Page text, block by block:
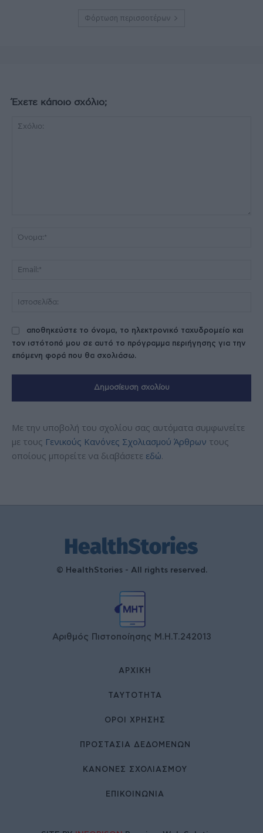
Φόρτωση περισσοτέρων
Έχετε κάποιο σχόλιο;
αποθηκεύστε το όνομα, το ηλεκτρονικό ταχυδρομείο και
τον ιστότοπό μου σε αυτό το πρόγραμμα περιήγησης για την
επόμενη φορά που θα σχολιάσω.
Με την υποβολή του σχολίου σας αυτόματα συμφωνείτε
με τους Γενικούς Κανόνες Σχολιασμού Άρθρων τους
οποίους μπορείτε να διαβάσετε εδώ.
© HealthStories - All rights reserved.
Αριθμός Πιστοποίησης Μ.Η.Τ.242013
ΑΡΧΙΚΉ
ΤΑΥΤΌΤΗΤΑ
ΌΡΟΙ ΧΡΉΣΗΣ
ΠΡΟΣΤΑΣΙΑ ΔΕΔΟΜΕΝΩΝ
ΚΑΝΟΝΕΣ ΣΧΟΛΙΑΣΜΟΥ
ΕΠΙΚΟΙΝΩΝΊΑ